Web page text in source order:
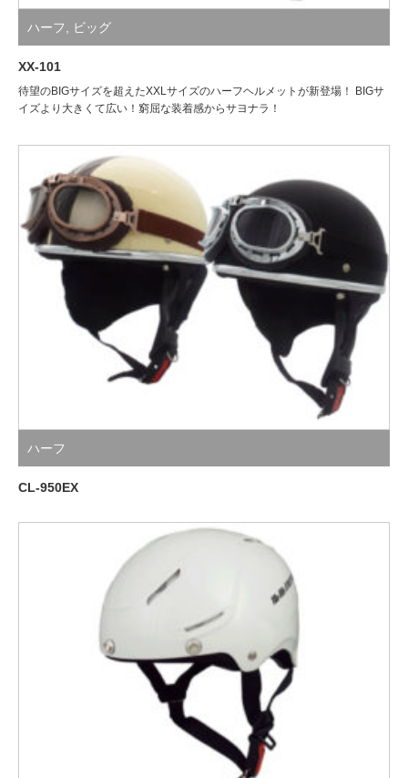
ハーフ ビッグ
XX-101
待望のBIGサイズを超えたXXLサイズのハーフヘルメットが新登場！ BIGサ
イズより大きくて広い！窮屈な装着感からサヨナラ！
ハーフ
CL-950EX